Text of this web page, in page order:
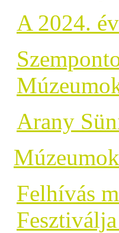
A 2024.
Arany
Felhívás